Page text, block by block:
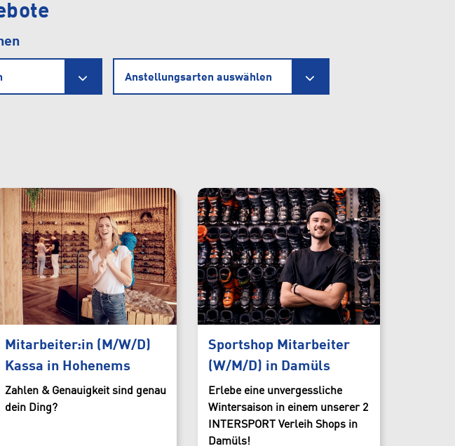
und
Anstellungsarten auswählen
Geringfügig
Mitarbeiter:in (M/W/D)
Kassa in Hohenems
Zahlen & Genauigkeit sind genau
dein Ding?
Sportshop Mitarbeiter
(W/M/D) in Damüls
Erlebe eine unvergessliche
Wintersaison in einem unserer 2
INTERSPORT Verleih Shops in
Damüls!